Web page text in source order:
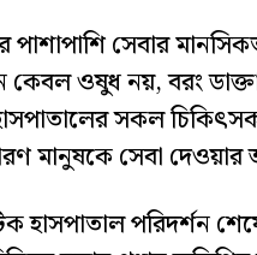
সেবার
কেবল ওষুধ নয়, বরং
সকল
মানুষকে সেবা দেওয়ার
হাসপাতাল পরিদর্শন